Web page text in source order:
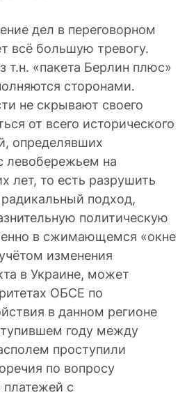
дел в переговорном
всё большую тревогу.
т.н. «пакета Берлин плюс»
сторонами.
не скрывают своего
от всего исторического
определявших
левобережьем на
лет, то есть разрушить
подход,
политическую
в сжимающемся «окне
изменения
в Украине, может
ОБСЕ по
в данном регионе
году между
проступили
по вопросу
с